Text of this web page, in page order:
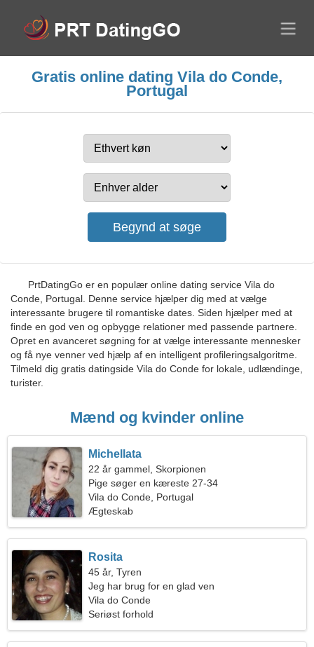
Gratis online dating Vila do Conde,
Portugal
PrtDatingGo er en populær online dating service Vila do
Conde, Portugal. Denne service hjælper dig med at vælge
interessante brugere til romantiske dates. Siden hjælper med at
finde en god ven og opbygge relationer med passende partnere.
Opret en avanceret søgning for at vælge interessante mennesker
og få nye venner ved hjælp af en intelligent profileringsalgoritme.
Tilmeld dig gratis datingside Vila do Conde for lokale, udlændinge,
turister.
Mænd og kvinder online
Michellata
22 år gammel, Skorpionen
Pige søger en kæreste 27-34
Vila do Conde, Portugal
Ægteskab
Rosita
45 år, Tyren
Jeg har brug for en glad ven
Vila do Conde
Seriøst forhold